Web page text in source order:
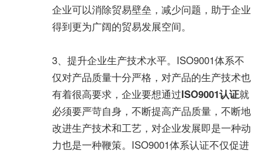
企业可以消除贸易壁垒，减少问题，助于企业
得到更为广阔的贸易发展空间。
3、提升企业生产技术水平。ISO9001体系不
仅对产品质量十分严格，对产品的生产技术也
有着很高要求，企业要想通过ISO9001认证就
必须要严苛自身，不断提高产品质量，不断地
改进生产技术和工艺，对企业发展即是一种动
力也是一种鞭策。ISO9001体系认证不仅促进